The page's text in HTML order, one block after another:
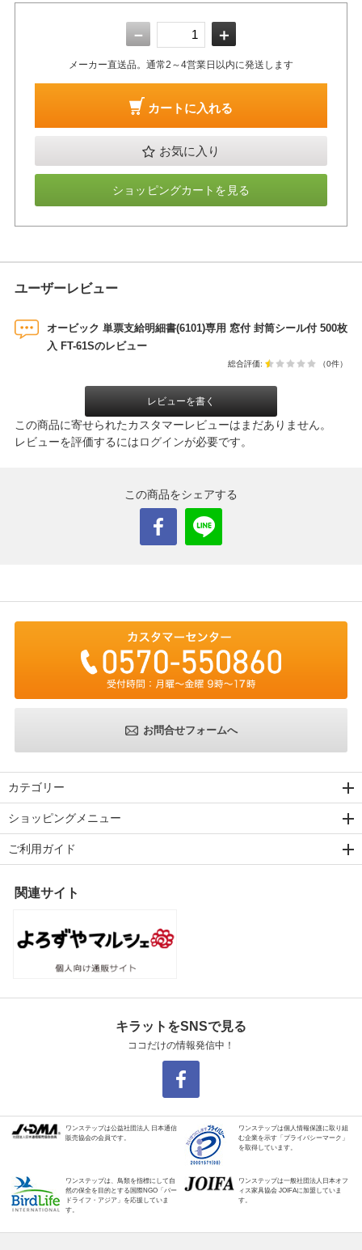
－ ＋
メーカー直送品。通常2～4営業日以内に発送します
カートに入れる
お気に入り
ショッピングカートを見る
ユーザーレビュー
オービック 単票支給明細書(6101)専用 窓付 封筒シール付 500枚
入 FT-61Sのレビュー
総合評価: （0件）
レビューを書く
この商品に寄せられたカスタマーレビューはまだありません。
レビューを評価するにはログインが必要です。
この商品をシェアする
お問合せフォームへ
カテゴリー
ショッピングメニュー
ご利用ガイド
関連サイト
キラットをSNSで見る
ココだけの情報発信中！
ワンステップは公益社団法人 日本通信
販売協会の会員です。
ワンステップは個人情報保護に取り組
む企業を示す「プライバシーマーク」
を取得しています。
ワンステップは、鳥類を指標にして自
然の保全を目的とする国際NGO「バー
ドライフ・アジア」を応援していま
す。
ワンステップは一般社団法人日本オフ
ィス家具協会 JOIFAに加盟していま
す。